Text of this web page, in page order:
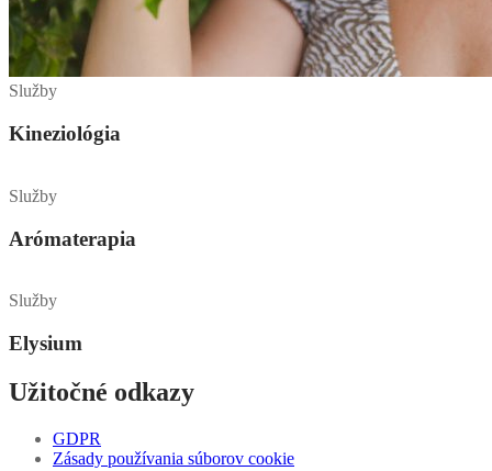
Služby
Kineziológia
Služby
Arómaterapia
Služby
Elysium
Užitočné odkazy
GDPR
Zásady používania súborov cookie